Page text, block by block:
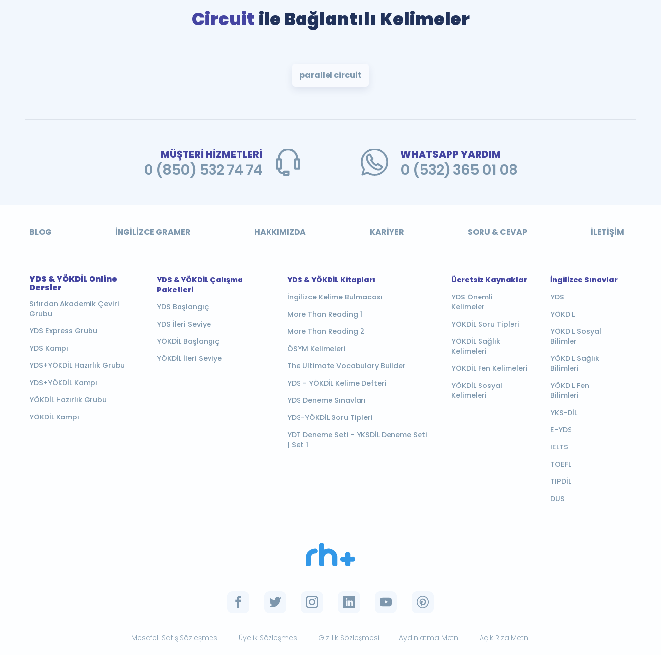
Circuit ile Bağlantılı Kelimeler
parallel circuit
MÜŞTERİ HİZMETLERİ
0 (850) 532 74 74
WHATSAPP YARDIM
0 (532) 365 01 08
BLOG İNGILIZCE GRAMER HAKKIMIZDA KARIYER SORU & CEVAP İLETIŞIM
YDS & YÖKDİL Online
Dersler
Sıfırdan Akademik Çeviri
Grubu
YDS Express Grubu
YDS Kampı
YDS+YÖKDİL Hazırlık Grubu
YDS+YÖKDİL Kampı
YÖKDİL Hazırlık Grubu
YÖKDİL Kampı
YDS & YÖKDİL Çalışma
Paketleri
YDS Başlangıç
YDS İleri Seviye
YÖKDİL Başlangıç
YÖKDİL İleri Seviye
YDS & YÖKDİL Kitapları
İngilizce Kelime Bulmacası
More Than Reading 1
More Than Reading 2
ÖSYM Kelimeleri
The Ultimate Vocabulary Builder
YDS - YÖKDİL Kelime Defteri
YDS Deneme Sınavları
YDS-YÖKDİL Soru Tipleri
YDT Deneme Seti - YKSDİL Deneme Seti
| Set 1
Ücretsiz Kaynaklar
YDS Önemli
Kelimeler
YÖKDİL Soru Tipleri
YÖKDİL Sağlık
Kelimeleri
YÖKDİL Fen Kelimeleri
YÖKDİL Sosyal
Kelimeleri
İngilizce Sınavlar
YDS
YÖKDİL
YÖKDİL Sosyal
Bilimler
YÖKDİL Sağlık
Bilimleri
YÖKDİL Fen
Bilimleri
YKS-DİL
E-YDS
IELTS
TOEFL
TIPDİL
DUS
Mesafeli Satış Sözleşmesi Üyelik Sözleşmesi Gizlilik Sözleşmesi Aydınlatma Metni Açık Rıza Metni